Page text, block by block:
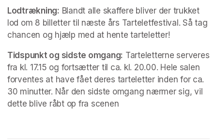
Lodtrækning: Blandt alle skaffere bliver der trukket
lod om 8 billetter til næste års Tarteletfestival. Så tag
chancen og hjælp med at hente tarteletter!
Tidspunkt og sidste omgang: Tarteletterne serveres
fra kl. 17.15 og fortsætter til ca. kl. 20.00. Hele salen
forventes at have fået deres tarteletter inden for ca.
30 minutter. Når den sidste omgang nærmer sig, vil
dette blive råbt op fra scenen